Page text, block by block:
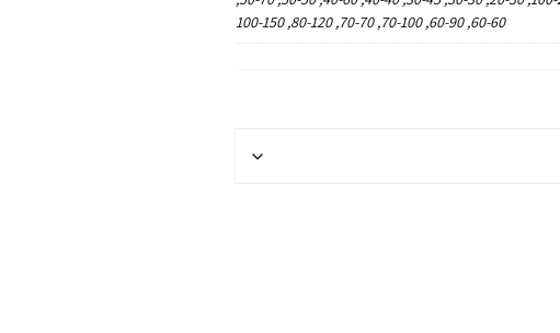
60-60, 60-90, 70-100, 70-70, 80-120, 100-150